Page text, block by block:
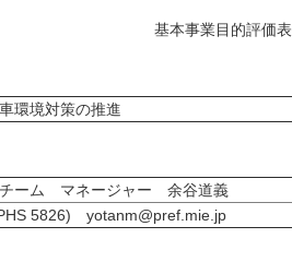
基本事業目的評価表
環境対策の推進
チーム マネージャー 余谷道義
5826) yotanm@pref.mie.jp